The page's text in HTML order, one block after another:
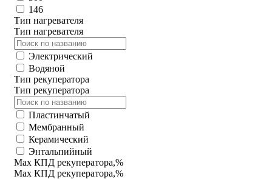
146
Тип нагревателя
Тип нагревателя
Электрический
Водяной
Тип рекуператора
Тип рекуператора
Пластинчатый
Мембранный
Керамический
Энтальпийный
Max КПД рекуператора,%
Max КПД рекуператора,%